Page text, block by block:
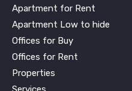
Apartment for Rent
Apartment Low to hide
Offices for Buy
Offices for Rent
Properties